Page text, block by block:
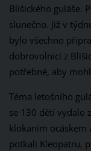
Blišického guláše.
slunečno. Již v
bylo všechno
dobrovolnici z
potřebné, aby
Téma letošního
se 130 dětí vydalo
klokaním ocáskem
potkali Kleopatru,